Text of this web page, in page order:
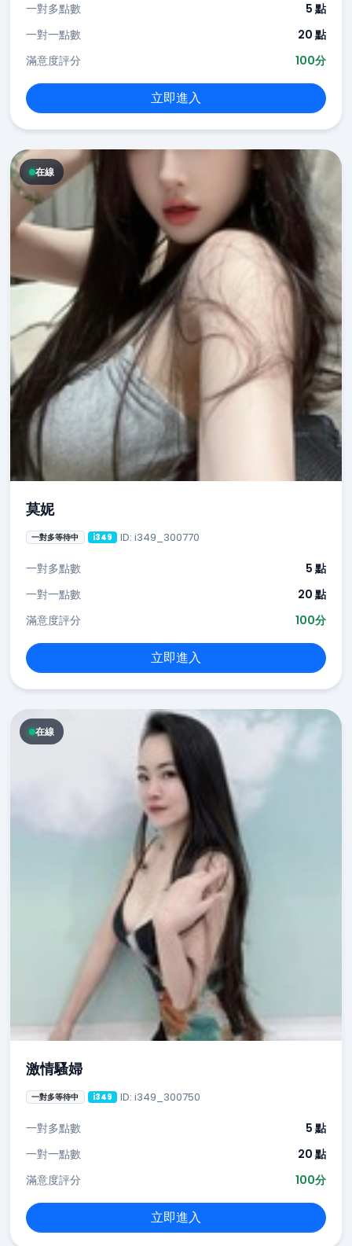
一對多點數
5 點
一對一點數
20 點
滿意度評分
100分
立即進入
在線
莫妮
一對多等待中 i349 ID: i349_300770
一對多點數
5 點
一對一點數
20 點
滿意度評分
100分
立即進入
在線
激情騷婦
一對多等待中 i349 ID: i349_300750
一對多點數
5 點
一對一點數
20 點
滿意度評分
100分
立即進入